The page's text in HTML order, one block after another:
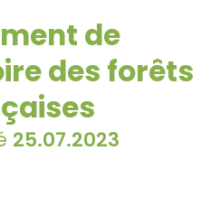
de
des forêts
25.07.2023